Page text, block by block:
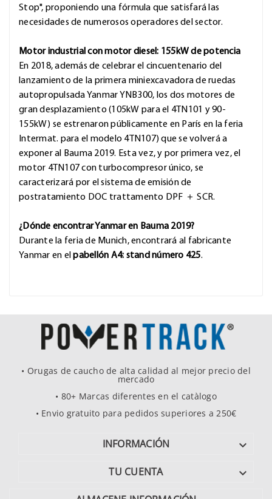
Stop", proponiendo una fórmula que satisfará las
necesidades de numerosos operadores del sector.
Motor industrial con motor diesel: 155kW de potencia
En 2018, además de celebrar el cincuentenario del
lanzamiento de la primera miniexcavadora de ruedas
autopropulsada Yanmar YNB300, los dos motores de
gran desplazamiento (105kW para el 4TN101 y 90-
155kW) se estrenaron públicamente en París en la feria
Intermat. para el modelo 4TN107) que se volverá a
exponer al Bauma 2019. Esta vez, y por primera vez, el
motor 4TN107 con turbocompresor único, se
caracterizará por el sistema de emisión de
postratamiento DOC trattamento DPF ＋ SCR.
¿Dónde encontrar Yanmar en Bauma 2019?
Durante la feria de Munich, encontrará al fabricante
Yanmar en elpabellón A4: stand número 425.
• Orugas de caucho de alta calidad al mejor precio del
mercado
• 80+ Marcas diferentes en el catàlogo
• Envio gratuito para pedidos superiores a 250€
INFORMACIÓN 
TU CUENTA 